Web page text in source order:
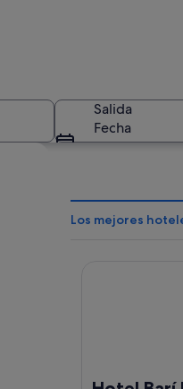
Salida
Fecha
Los mejores